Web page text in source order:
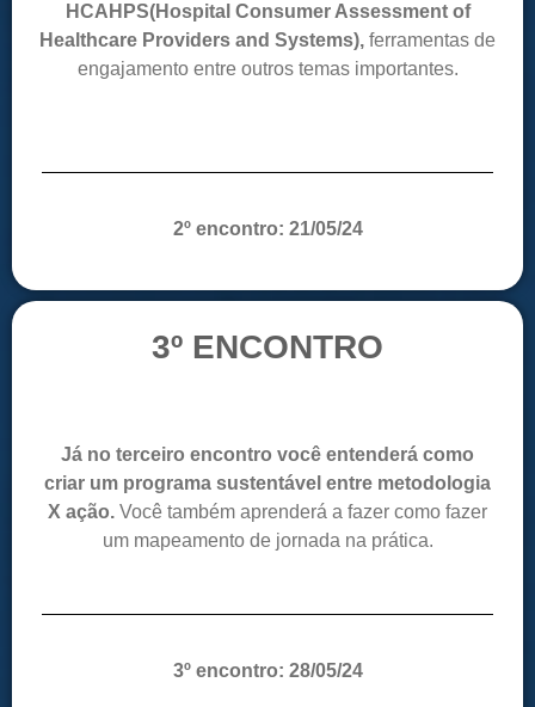
HCAHPS(Hospital Consumer Assessment of
Healthcare Providers and Systems), ferramentas de
engajamento entre outros temas importantes.
2º encontro: 21/05/24
3º ENCONTRO
Já no terceiro encontro você entenderá como
criar um programa sustentável entre metodologia
X ação. Você também aprenderá a fazer como fazer
um mapeamento de jornada na prática.
3º encontro: 28/05/24